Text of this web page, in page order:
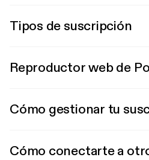
Tipos de suscripción
Reproductor web de
Cómo gestionar tu
Cómo conectarte a